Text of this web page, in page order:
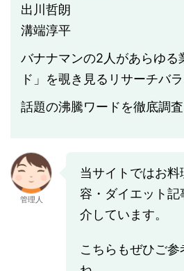
出川哲朗
溝端淳平
バナナマンの2人があらゆる
ド」を覗き見るリサーチバラ
話題の沸騰ワードを徹底調査
管理人
当サイトではお
容・ダイエット
介しています。
こちらもぜひご